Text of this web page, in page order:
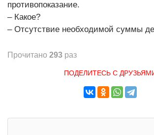
противопоказание.
– Какое?
– Отсутствие необходимой суммы
Прочитано 293 раз
ПОДЕЛИТЕСЬ С